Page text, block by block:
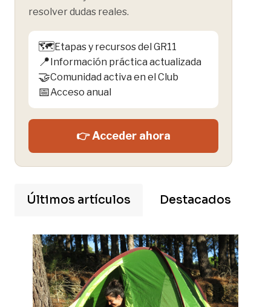
resolver dudas reales.
🗺️Etapas y recursos del GR11
📍Información práctica actualizada
🤝Comunidad activa en el Club
📅Acceso anual
👉 Acceder ahora
Últimos artículos Destacados